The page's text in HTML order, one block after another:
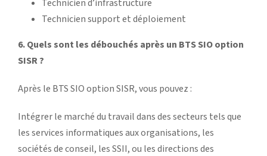
Technicien d’infrastructure
Technicien support et déploiement
6. Quels sont les débouchés après un BTS SIO option
SISR ?
Après le BTS SIO option SISR, vous pouvez :
Intégrer le marché du travail dans des secteurs tels que
les services informatiques aux organisations, les
sociétés de conseil, les SSII, ou les directions des